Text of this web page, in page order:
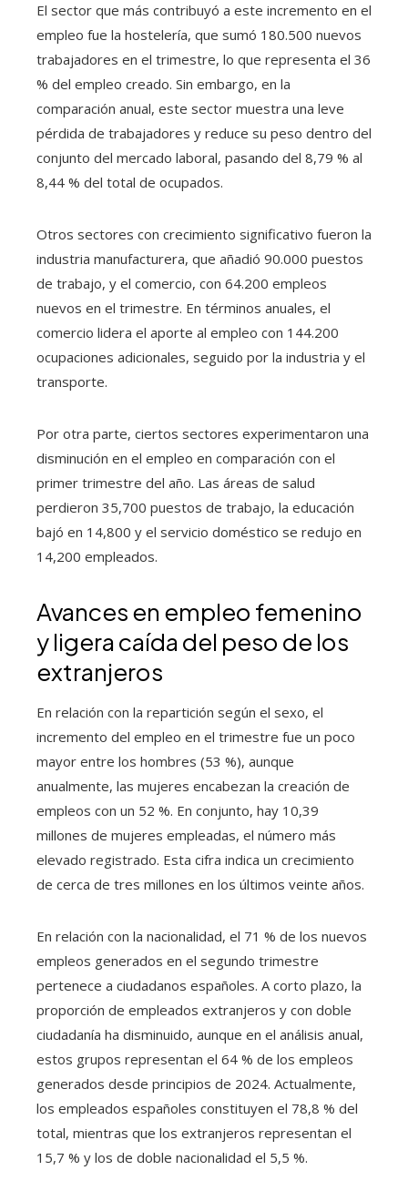
El sector que más contribuyó a este incremento en el
empleo fue la hostelería, que sumó 180.500 nuevos
trabajadores en el trimestre, lo que representa el 36
% del empleo creado. Sin embargo, en la
comparación anual, este sector muestra una leve
pérdida de trabajadores y reduce su peso dentro del
conjunto del mercado laboral, pasando del 8,79 % al
8,44 % del total de ocupados.
Otros sectores con crecimiento significativo fueron la
industria manufacturera, que añadió 90.000 puestos
de trabajo, y el comercio, con 64.200 empleos
nuevos en el trimestre. En términos anuales, el
comercio lidera el aporte al empleo con 144.200
ocupaciones adicionales, seguido por la industria y el
transporte.
Por otra parte, ciertos sectores experimentaron una
disminución en el empleo en comparación con el
primer trimestre del año. Las áreas de salud
perdieron 35,700 puestos de trabajo, la educación
bajó en 14,800 y el servicio doméstico se redujo en
14,200 empleados.
Avances en empleo femenino
y ligera caída del peso de los
extranjeros
En relación con la repartición según el sexo, el
incremento del empleo en el trimestre fue un poco
mayor entre los hombres (53 %), aunque
anualmente, las mujeres encabezan la creación de
empleos con un 52 %. En conjunto, hay 10,39
millones de mujeres empleadas, el número más
elevado registrado. Esta cifra indica un crecimiento
de cerca de tres millones en los últimos veinte años.
En relación con la nacionalidad, el 71 % de los nuevos
empleos generados en el segundo trimestre
pertenece a ciudadanos españoles. A corto plazo, la
proporción de empleados extranjeros y con doble
ciudadanía ha disminuido, aunque en el análisis anual,
estos grupos representan el 64 % de los empleos
generados desde principios de 2024. Actualmente,
los empleados españoles constituyen el 78,8 % del
total, mientras que los extranjeros representan el
15,7 % y los de doble nacionalidad el 5,5 %.